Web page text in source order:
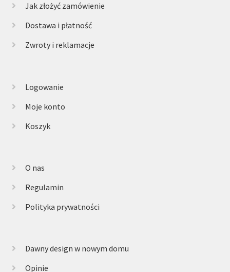
Jak złożyć zamówienie
Dostawa i płatność
Zwroty i reklamacje
Logowanie
Moje konto
Koszyk
O nas
Regulamin
Polityka prywatności
Dawny design w nowym domu
Opinie